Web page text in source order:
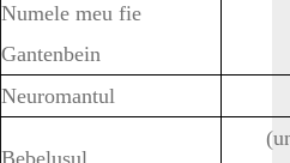
Numele meu fie
Gantenbein
Neuromantul
Bebelusul